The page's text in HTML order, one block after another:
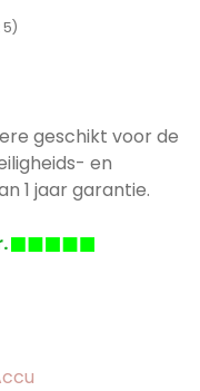
geschikt voor de
en
1 jaar garantie.